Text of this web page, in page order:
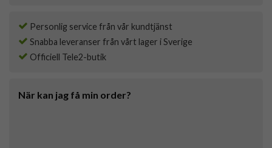
Personlig service från vår kundtjänst
Snabba leveranser från vårt lager i Sverige
Officiell Tele2-butik
När kan jag få min order?